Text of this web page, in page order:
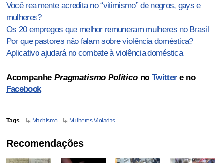
Você realmente acredita no “vitimismo” de negros, gays e
mulheres?
Os 20 empregos que melhor remuneram mulheres no Brasil
Por que pastores não falam sobre violência doméstica?
Aplicativo ajudará no combate à violência doméstica
AcompanhePragmatismo PolíticonoTwittere no
Facebook
Tags Machismo Mulheres Violadas
Recomendações